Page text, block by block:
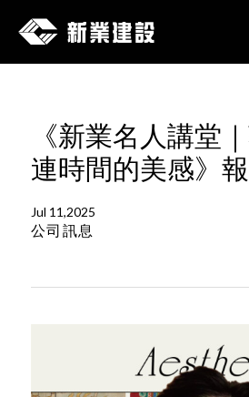
新
設
《新業名人講堂
連時間的美感》
Jul 11,2025
公司訊息